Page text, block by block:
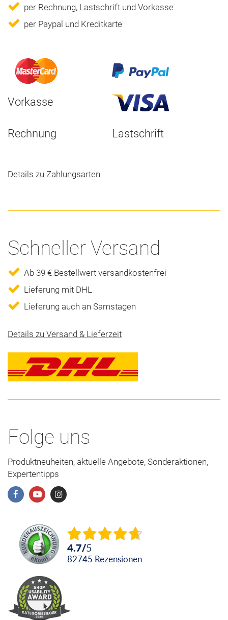
per Rechnung, Lastschrift und Vorkasse
per Paypal und Kreditkarte
Vorkasse
Rechnung Lastschrift
Details zu Zahlungsarten
Schneller Versand
Ab 39 € Bestellwert versandkostenfrei
Lieferung mit DHL
Lieferung auch an Samstagen
Details zu Versand & Lieferzeit
Folge uns
Produktneuheiten, aktuelle Angebote, Sonderaktionen,
Expertentipps
4.7/5
82745 Rezensionen